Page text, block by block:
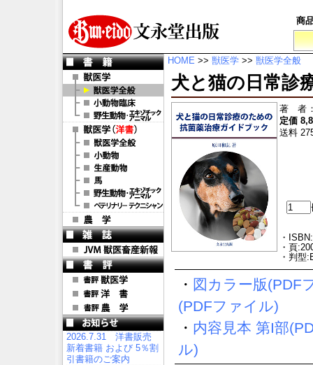
商
2026.7.31 洋書販売
新着書籍 および 5％割
引書籍のご案内
HOME >> 獣医学 >> 獣医学全般
犬と猫の日常診
著 者
定価
送料
・
・頁
・判型
・ 図カラー版(PDF
(PDFファイル)
・ 内容見本 第I部
ル)